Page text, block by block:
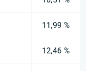
11,99 %
12,46 %